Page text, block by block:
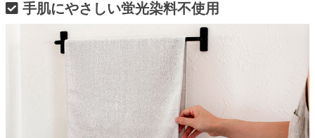
手肌にやさしい蛍光染料不使用